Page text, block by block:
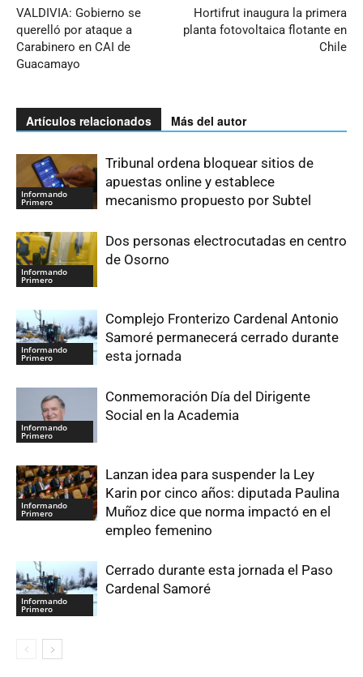
VALDIVIA: Gobierno se
querelló por ataque a
Carabinero en CAI de
Guacamayo
Hortifrut inaugura la primera
planta fotovoltaica flotante en
Chile
Artículos relacionados Más del autor
Informando
Primero
Tribunal ordena bloquear sitios de
apuestas online y establece
mecanismo propuesto por Subtel
Informando
Primero
Dos personas electrocutadas en centro
de Osorno
Informando
Primero
Complejo Fronterizo Cardenal Antonio
Samoré permanecerá cerrado durante
esta jornada
Informando
Primero
Conmemoración Día del Dirigente
Social en la Academia
Informando
Primero
Lanzan idea para suspender la Ley
Karin por cinco años: diputada Paulina
Muñoz dice que norma impactó en el
empleo femenino
Informando
Primero
Cerrado durante esta jornada el Paso
Cardenal Samoré